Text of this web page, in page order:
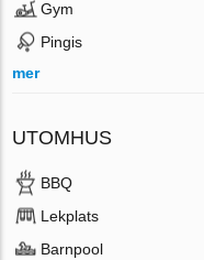
Gym
Pingis
mer
UTOMHUS
BBQ
Lekplats
Barnpool